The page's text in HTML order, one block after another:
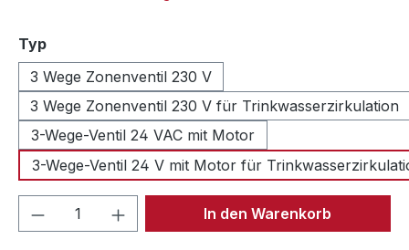
Typauswählen
3 Wege Zonenventil 230 V
3 Wege Zonenventil 230 V für Trinkwasserzirkulation
3-Wege-Ventil 24 VAC mit Motor
3-Wege-Ventil 24 V mit Motor für
Produkt Anzahl: Gib denIn den Warenkorb